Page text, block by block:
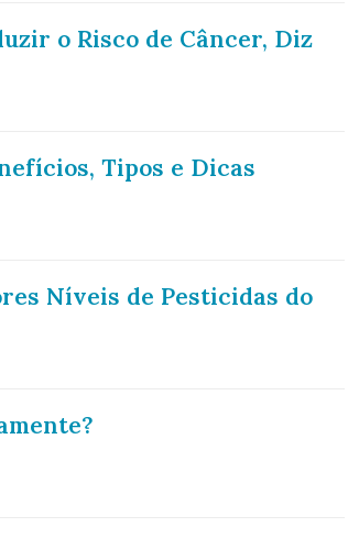
o Risco de Câncer, Diz
Tipos e Dicas
Níveis de Pesticidas do